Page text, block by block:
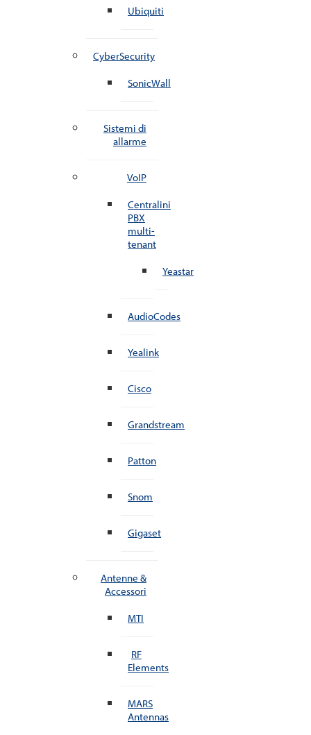
Ubiquiti
CyberSecurity
SonicWall
Sistemi di
allarme
VoIP
Centralini
PBX
multi-
tenant
Yeastar
AudioCodes
Yealink
Cisco
Grandstream
Patton
Snom
Gigaset
Antenne &
Accessori
MTI
RF
Elements
MARS
Antennas